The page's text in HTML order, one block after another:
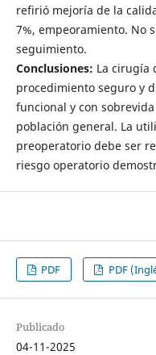
refirió mejoría de la
7%, empeoramiento. No
seguimiento.
Conclusiones: La cirugía
procedimiento seguro y
funcional y con
población general. La
preoperatorio debe ser
riesgo operatorio
PDF PDF
Publicado
04-11-2025